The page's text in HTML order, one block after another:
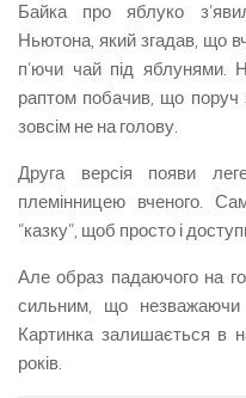
Байка про яблуко
Ньютона, який згадав, що
п’ючи чай під яблунями.
раптом побачив, що
зовсім не на голову.
Друга версія появи
племінницею вченого.
“казку”, щоб просто і
Але образ падаючого на
сильним, що
Картинка залишається в
років.